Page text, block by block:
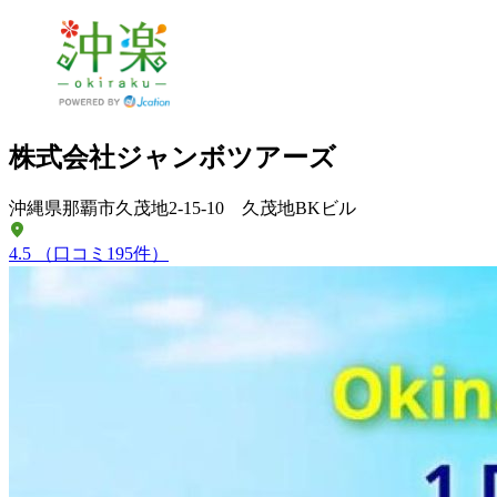
株式会社ジャンボツアーズ
沖縄県那覇市久茂地2-15-10 久茂地BKビル
4.5 （口コミ195件）